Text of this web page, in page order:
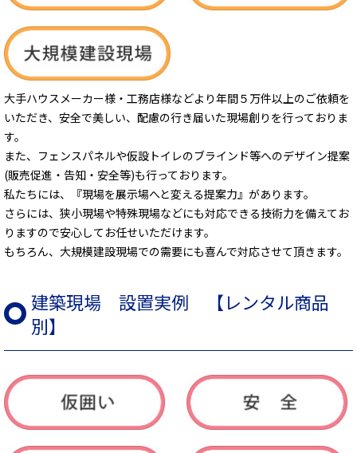
大手ハウスメーカー様・工務店様などより年間５万件以上のご依頼を
いただき、安全で美しい、配慮の行き届いた現場創りを行っておりま
す。
また、フェンスパネルや仮設トイレのブラインド等へのデザイン提案
(販売促進・告知・安全等)も行っております。
私たちには、『現場を展示場へと変える提案力』があります。
さらには、狭小現場や特殊現場などにも対応できる技術力を備えてお
りますので安心してお任せいただけます。
もちろん、大規模建設現場での需要にも喜んで対応させて頂きます。
建築現場 設置実例 【レンタル商品
別】